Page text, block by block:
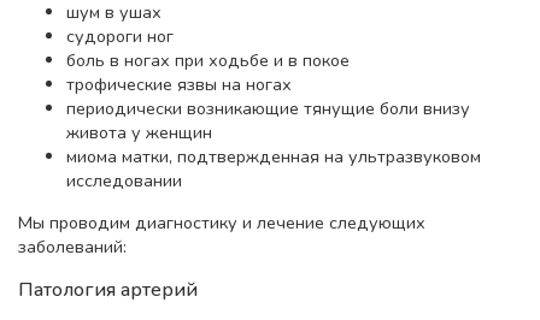
шум в ушах
судороги ног
боль в ногах при ходьбе и в покое
трофические язвы на ногах
периодически возникающие тянущие боли внизу
живота у женщин
миома матки, подтвержденная на ультразвуковом
исследовании
Мы проводим диагностику и лечение следующих
заболеваний:
Патология артерий